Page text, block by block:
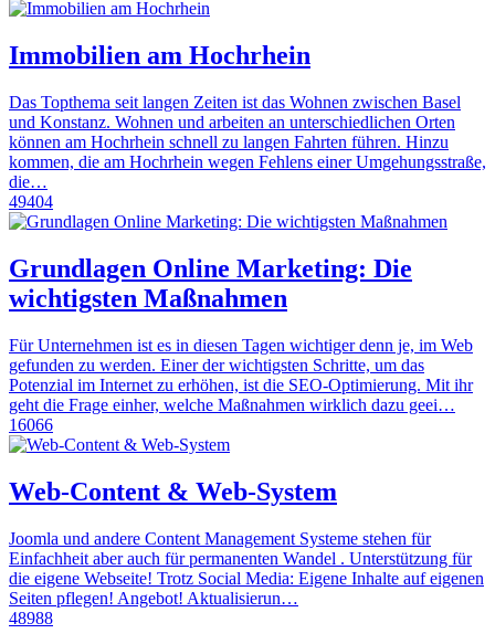
Immobilien am Hochrhein
Das Topthema seit langen Zeiten ist das Wohnen zwischen Basel
und Konstanz. Wohnen und arbeiten an unterschiedlichen Orten
können am Hochrhein schnell zu langen Fahrten führen. Hinzu
kommen, die am Hochrhein wegen Fehlens einer Umgehungsstraße,
die…
49404
Grundlagen Online Marketing: Die
wichtigsten Maßnahmen
Für Unternehmen ist es in diesen Tagen wichtiger denn je, im Web
gefunden zu werden. Einer der wichtigsten Schritte, um das
Potenzial im Internet zu erhöhen, ist die SEO-Optimierung. Mit ihr
geht die Frage einher, welche Maßnahmen wirklich dazu geei…
16066
Web-Content & Web-System
Joomla und andere Content Management Systeme stehen für
Einfachheit aber auch für permanenten Wandel . Unterstützung für
die eigene Webseite! Trotz Social Media: Eigene Inhalte auf eigenen
Seiten pflegen! Angebot! Aktualisierun…
48988